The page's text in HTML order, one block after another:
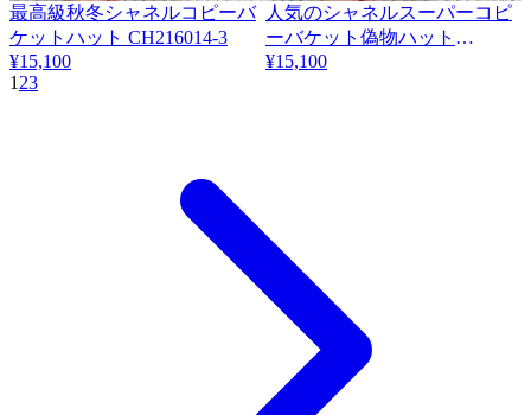
最高級秋冬シャネルコピーバ
ケットハット CH216014-3
¥15,100
人気のシャネルスーパーコピ
ーバケット偽物ハット
CH216014-2
¥15,100
1 23